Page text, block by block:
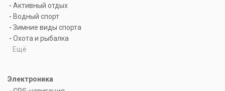
- Активный отдых
- Водный спорт
- Зимние виды спорта
- Охота и рыбалка
Ещё
Электроника